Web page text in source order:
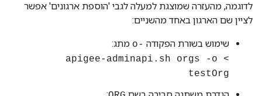
לדוגמה, מהעזרה שמוצגת למעלה לגבי 'הוספת ארגונים' אפשר
לציין שם הארגון באחד מהשניים:
שימוש בשורת הפקודה -o מתג:
> apigee-adminapi.sh orgs -o
testOrg